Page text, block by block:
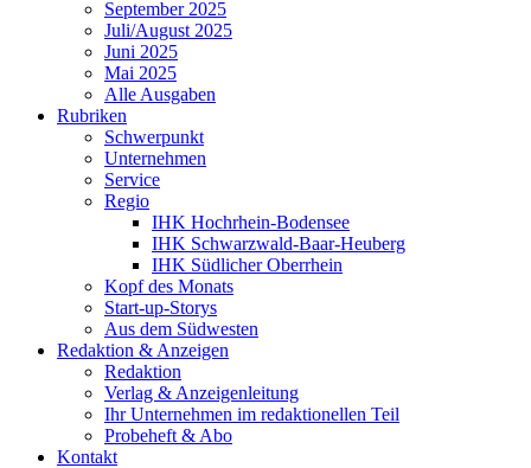
September 2025
Juli/August 2025
Juni 2025
Mai 2025
Alle Ausgaben
Rubriken
Schwerpunkt
Unternehmen
Service
Regio
IHK Hochrhein-Bodensee
IHK Schwarzwald-Baar-Heuberg
IHK Südlicher Oberrhein
Kopf des Monats
Start-up-Storys
Aus dem Südwesten
Redaktion & Anzeigen
Redaktion
Verlag & Anzeigenleitung
Ihr Unternehmen im redaktionellen Teil
Probeheft & Abo
Kontakt